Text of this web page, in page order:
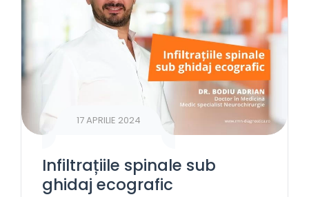
17 APRILIE 2024
Infiltrațiile spinale sub
ghidaj ecografic